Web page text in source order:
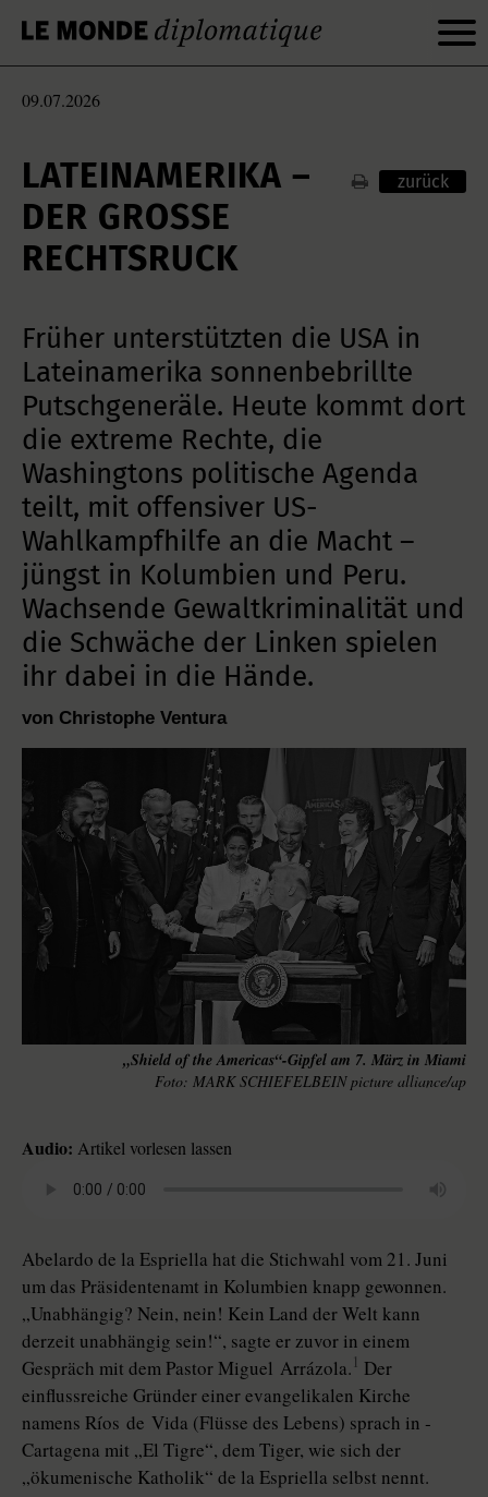
09.07.2026
LATEINAMERIKA –
DER GROSSE R
ECHTSRUCK
zurück
Früher unterstützten die USA in
Lateinamerika sonnenbebrillte
Putschgeneräle. Heute kommt dort
die extreme Rechte, die
Washingtons politische Agenda
teilt, mit offensiver US-
Wahlkampfhilfe an die Macht –
jüngst in Kolumbien und Peru.
Wachsende Gewaltkriminalität und
die Schwäche der Linken spielen
ihr dabei in die Hände.
von Christophe Ventura
„Shield of the Americas“-Gipfel am 7. März in Miami
MARK SCHIEFELBEIN picture alliance/ap
Audio: Artikel vorlesen lassen
Abelardo de la Espriella hat die Stichwahl vom 21. Juni
um das Präsidentenamt in Kolumbien knapp gewonnen.
„Unabhängig? Nein, nein! Kein Land der Welt kann
derzeit unabhängig sein!“, sagte er zuvor in einem
Gespräch mit dem Pastor ­Miguel ­Arrázola. 1 Der
einflussreiche Gründer einer evangelikalen Kirche
namens Ríos de ­Vida (Flüsse des Lebens) sprach in ­
Cartagena mit „El Tigre“, dem Tiger, wie sich der
„ökumenische Katholik“ de la Espriella selbst nennt.